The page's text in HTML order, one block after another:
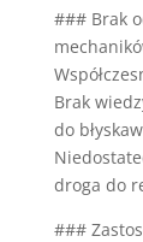
### Brak
Brak
do
droga do
###